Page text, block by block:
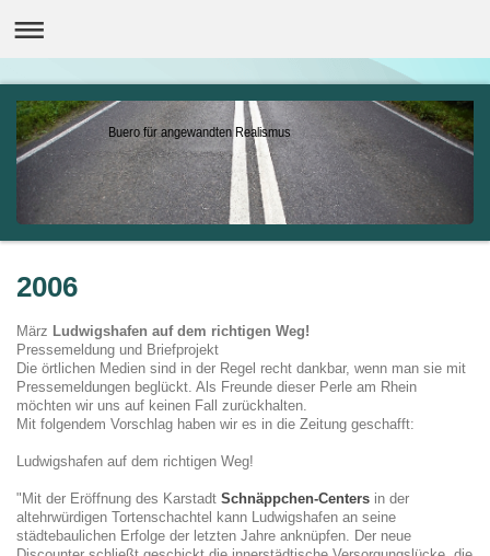
Buero für angewandten Realismus
2006
März Ludwigshafen auf dem richtigen Weg!
Pressemeldung und Briefprojekt
Die örtlichen Medien sind in der Regel recht dankbar, wenn man sie mit
Pressemeldungen beglückt. Als Freunde dieser Perle am Rhein
möchten wir uns auf keinen Fall zurückhalten.
Mit folgendem Vorschlag haben wir es in die Zeitung geschafft:
Ludwigshafen auf dem richtigen Weg!
"Mit der Eröffnung des Karstadt Schnäppchen-Centers in der
altehrwürdigen Tortenschachtel kann Ludwigshafen an seine
städtebaulichen Erfolge der letzten Jahre anknüpfen. Der neue